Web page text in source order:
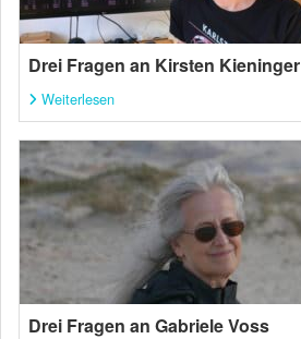
Drei Fragen an Kirsten Kieninger
Weiterlesen
Drei Fragen an Gabriele Voss